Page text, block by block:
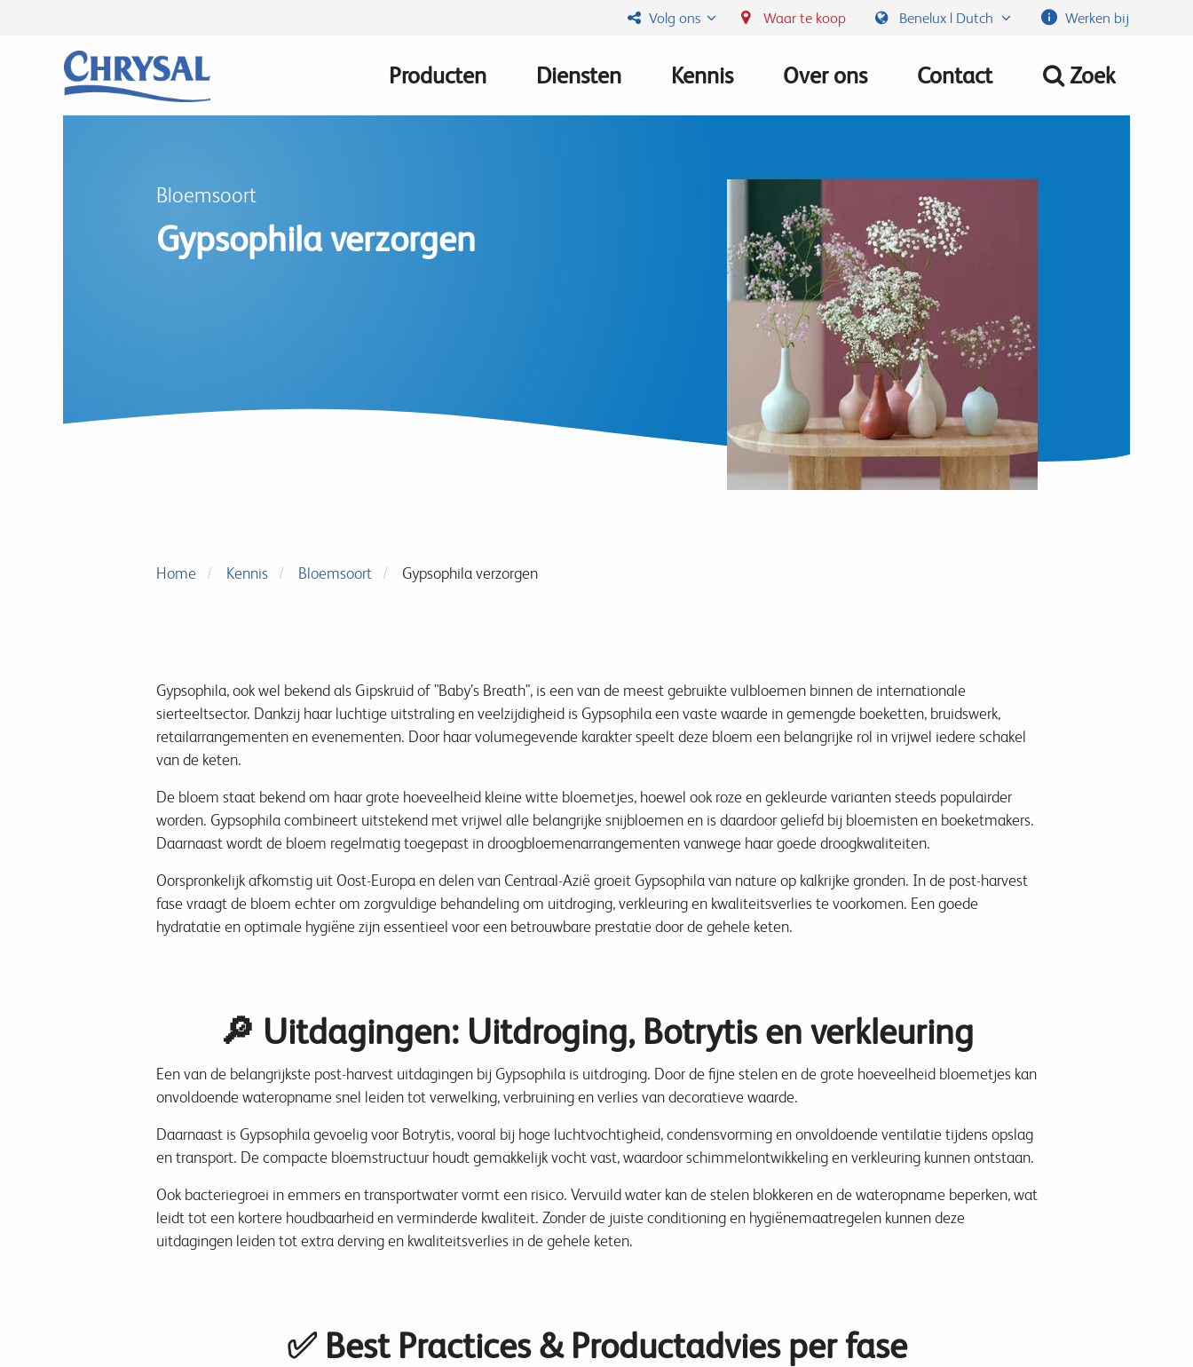
Volg ons Waar te koop Benelux | Dutch Werken bij
Main
Producten Diensten Kennis Over ons Contact Zoek
Bloemsoort
Gypsophila verzorgen
Home Kennis Bloemsoort Gypsophila verzorgen
Gypsophila, ook wel bekend als Gipskruid of "Baby’s Breath", is een van de meest gebruikte vulbloemen binnen de internationale
sierteeltsector. Dankzij haar luchtige uitstraling en veelzijdigheid is Gypsophila een vaste waarde in gemengde boeketten, bruidswerk,
retailarrangementen en evenementen. Door haar volumegevende karakter speelt deze bloem een belangrijke rol in vrijwel iedere schakel
van de keten.
De bloem staat bekend om haar grote hoeveelheid kleine witte bloemetjes, hoewel ook roze en gekleurde varianten steeds populairder
worden. Gypsophila combineert uitstekend met vrijwel alle belangrijke snijbloemen en is daardoor geliefd bij bloemisten en boeketmakers.
Daarnaast wordt de bloem regelmatig toegepast in droogbloemenarrangementen vanwege haar goede droogkwaliteiten.
Oorspronkelijk afkomstig uit Oost-Europa en delen van Centraal-Azië groeit Gypsophila van nature op kalkrijke gronden. In de post-harvest
fase vraagt de bloem echter om zorgvuldige behandeling om uitdroging, verkleuring en kwaliteitsverlies te voorkomen. Een goede
hydratatie en optimale hygiëne zijn essentieel voor een betrouwbare prestatie door de gehele keten.
🔎 Uitdagingen: Uitdroging, Botrytis en verkleuring
Een van de belangrijkste post-harvest uitdagingen bij Gypsophila is uitdroging. Door de fijne stelen en de grote hoeveelheid bloemetjes kan
onvoldoende wateropname snel leiden tot verwelking, verbruining en verlies van decoratieve waarde.
Daarnaast is Gypsophila gevoelig voor Botrytis, vooral bij hoge luchtvochtigheid, condensvorming en onvoldoende ventilatie tijdens opslag
en transport. De compacte bloemstructuur houdt gemakkelijk vocht vast, waardoor schimmelontwikkeling en verkleuring kunnen ontstaan.
Ook bacteriegroei in emmers en transportwater vormt een risico. Vervuild water kan de stelen blokkeren en de wateropname beperken, wat
leidt tot een kortere houdbaarheid en verminderde kwaliteit. Zonder de juiste conditioning en hygiënemaatregelen kunnen deze
uitdagingen leiden tot extra derving en kwaliteitsverlies in de gehele keten.
✅ Best Practices & Productadvies per fase